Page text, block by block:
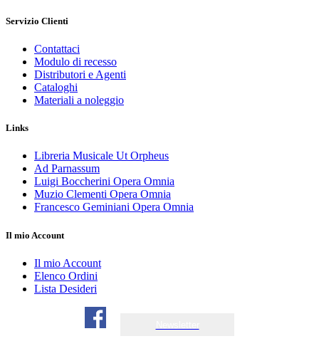
Servizio Clienti
Contattaci
Modulo di recesso
Distributori e Agenti
Cataloghi
Materiali a noleggio
Links
Libreria Musicale Ut Orpheus
Ad Parnassum
Luigi Boccherini Opera Omnia
Muzio Clementi Opera Omnia
Francesco Geminiani Opera Omnia
Il mio Account
Il mio Account
Elenco Ordini
Lista Desideri